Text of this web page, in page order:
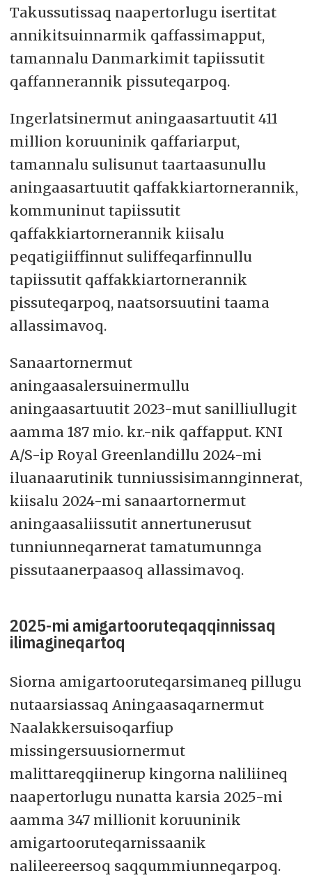
Takussutissaq naapertorlugu isertitat
annikitsuinnarmik qaffassimapput,
tamannalu Danmarkimit tapiissutit
qaffannerannik pissuteqarpoq.
Ingerlatsinermut aningaasartuutit 411
million koruuninik qaffariarput,
tamannalu sulisunut taartaasunullu
aningaasartuutit qaffakkiartornerannik,
kommuninut tapiissutit
qaffakkiartornerannik kiisalu
peqatigiiffinnut suliffeqarfinnullu
tapiissutit qaffakkiartornerannik
pissuteqarpoq, naatsorsuutini taama
allassimavoq.
Sanaartornermut
aningaasalersuinermullu
aningaasartuutit 2023-mut sanilliullugit
aamma 187 mio. kr.-nik qaffapput. KNI
A/S-ip Royal Greenlandillu 2024-mi
iluanaarutinik tunniussisimannginnerat,
kiisalu 2024-mi sanaartornermut
aningaasaliissutit annertunerusut
tunniunneqarnerat tamatumunnga
pissutaanerpaasoq allassimavoq.
2025-mi amigartooruteqaqqinnissaq
ilimagineqartoq
Siorna amigartooruteqarsimaneq pillugu
nutaarsiassaq Aningaasaqarnermut
Naalakkersuisoqarfiup
missingersuusiornermut
malittareqqiinerup kingorna naliliineq
naapertorlugu nunatta karsia 2025-mi
aamma 347 millionit koruuninik
amigartooruteqarnissaanik
nalileereersoq saqqummiunneqarpoq.